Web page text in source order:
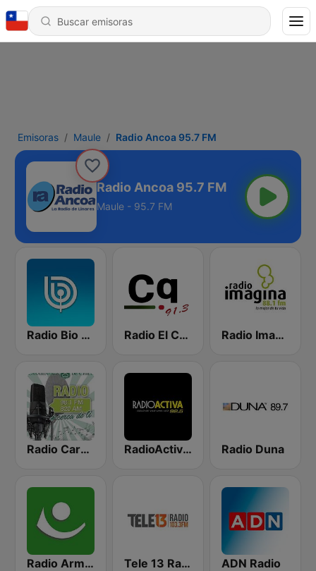
Emisoras Maule Radio Ancoa 95.7 FM
Radio Ancoa 95.7 FM
Maule - 95.7 FM
Radio Bio Bio Valparaíso Radio El Conquistador Radio Imagina
Radio Carabineros de Chile RadioActiva 92.5 Radio Duna
Radio Armonia Tele 13 Radio ADN Radio